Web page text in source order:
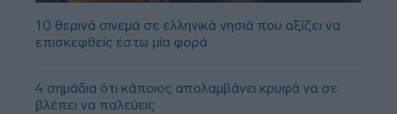
10 θερινά σινεμά σε ελληνικά νησιά που αξίζει να
επισκεφθείς έστω μία φορά
4 σημάδια ότι κάποιος απολαμβάνει κρυφά να σε
βλέπει να παλεύεις